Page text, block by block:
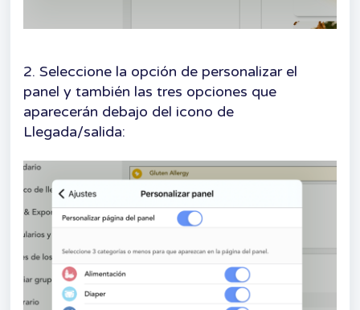
2. Seleccione la opción de personalizar el
panel y también las tres opciones que
aparecerán debajo del icono de
Llegada/salida: